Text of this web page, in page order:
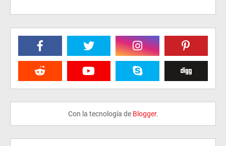
Con la tecnología de Blogger.